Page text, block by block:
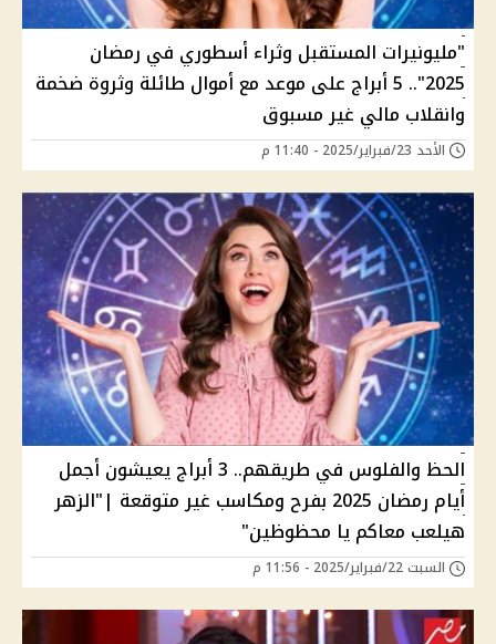
"مليونيرات المستقبل وثراء أسطوري في رمضان
2025".. 5 أبراج على موعد مع أموال طائلة وثروة ضخمة
وانقلاب مالي غير مسبوق
الأحد 23/فبراير/2025 - 11:40 م
الحظ والفلوس في طريقهم.. 3 أبراج يعيشون أجمل
أيام رمضان 2025 بفرح ومكاسب غير متوقعة |"الزهر
هيلعب معاكم يا محظوظين"
السبت 22/فبراير/2025 - 11:56 م